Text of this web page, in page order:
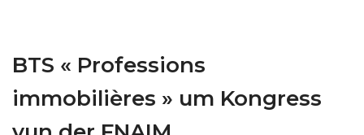
BTS « Professions
immobilières » um Kongress